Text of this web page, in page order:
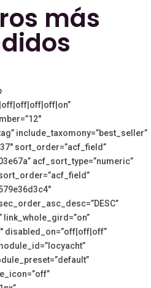
más
include_taxomony=”best_seller”
sort_order=”acf_field”
acf_sort_type=”numeric”
link_whole_gird=”on”
disabled_on=”off|off|off”